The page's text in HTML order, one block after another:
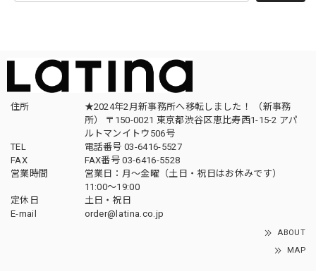
住所
★2024年2月新事務所へ移転しました！ （新事務
所） 〒150-0021 東京都渋谷区恵比寿西1-15-2 アパ
ルトマンイトウ506号
TEL
電話番号 03-6416-5527
FAX
FAX番号 03-6416-5528
営業時間
営業日：月〜金曜（土日・祝日はお休みです）
11:00〜19:00
定休日
土日・祝日
E-mail
order@latina.co.jp
ABOUT
MAP